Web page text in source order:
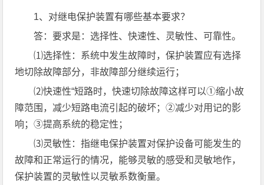
1、对继电保护装置有哪些基本要求？
答：要求是：选择性、快速性、灵敏性、可靠性。
⑴选择性：系统中发生故障时，保护装置应有选择
地切除故障部分，非故障部分继续运行；
⑵快速性“短路时，快速切除故障这样可以①缩小故
障范围，减少短路电流引起的破坏；②减少对用记的影
响；③提高系统的稳定性；
⑶灵敏性：指继电保护装置对保护设备可能发生的
故障和正常运行的情况，能够灵敏的感受和灵敏地作，
保护装置的灵敏性以灵敏系数衡量。